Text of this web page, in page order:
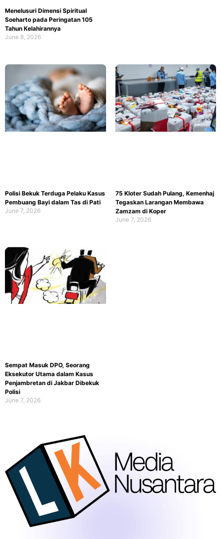
Menelusuri Dimensi Spiritual
Soeharto pada Peringatan 105
Tahun Kelahirannya
June 8, 2026
Polisi Bekuk Terduga Pelaku Kasus
Pembuang Bayi dalam Tas di Pati
June 7, 2026
75 Kloter Sudah Pulang, Kemenhaj
Tegaskan Larangan Membawa
Zamzam di Koper
June 7, 2026
Sempat Masuk DPO, Seorang
Eksekutor Utama dalam Kasus
Penjambretan di Jakbar Dibekuk
Polisi
June 7, 2026